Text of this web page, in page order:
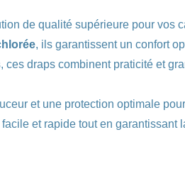
larg.70cm
de qualité supérieure pour vos
, ils garantissent un confort
, ces draps combinent praticité et
et une protection optimale
et rapide tout en garantissant